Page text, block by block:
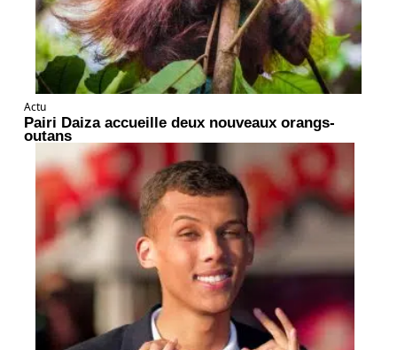
Actu
Pairi Daiza accueille deux nouveaux orangs-
outans